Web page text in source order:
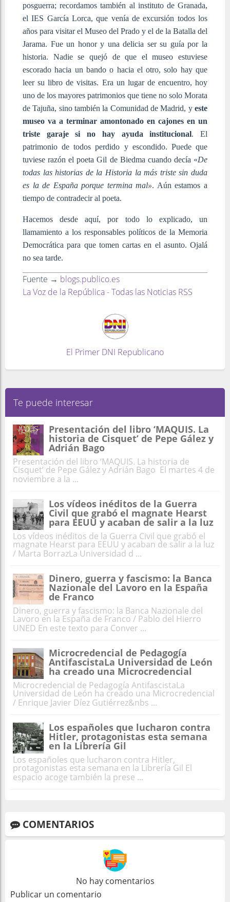
posguerra; recordamos también al instituto de Granada,
el IES García Lorca, que venía de excursión todos los
años para visitar el Museo del Prado y el de la Batalla del
Jarama. Fue un honor y una delicia ser su guía por la
historia. Nadie se quejó de que el museo estuviese
escorado hacia un bando o hacia el otro, solo hay que
leer su libro de visitas. Era un lugar de encuentro, hoy
uno de los mayores patrimonios que tiene no solo Morata
de Tajuña, sino también la Comunidad de Madrid, y este
museo va a terminar amontonado en cajones en un
triste garaje si no hay ayuda institucional. El
patrimonio de todos perdido y escondido. Puede que
tuviese razón el poeta Gil de Biedma cuando decía «De
todas las historias de la Historia la más triste sin duda
es la de España porque termina mal». Aún estamos a
tiempo de contradecir al poeta.
Hacemos desde aquí, por todo lo explicado, un
llamamiento a los responsables políticos de la Memoria
Democrática para que tomen cartas en el asunto. Ojalá
no sea tarde.
Fuente → blogs.publico.es
La Voz de la República - Todas las Noticias RSS
El Primer DNI Republicano
Te puede interesar
Presentación del libro ‘MAQUIS. La
historia de Cisquet’ de Pepe Gález y
Adrián Bago
Presentación del libro ‘MAQUIS. La historia de
Cisquet’ de Pepe Gález y Adrián Bago El martes 4 de
noviembre a la ...
Los vídeos inéditos de la Guerra
Civil que grabó el magnate Hearst
para EEUU y acaban de salir a la luz
Los vídeos inéditos de la Guerra Civil que grabó el
magnate Hearst para EEUU y acaban de salir a la luz
/ Marta BorrazLa Universidad d ...
Dinero, guerra y fascismo: la Banca
Nazionale del Lavoro en la España
de Franco
Dinero, guerra y fascismo: la Banca Nazionale del
Lavoro en la España de Franco / Pablo del Hierro
UNED En este texto para Conver ...
Microcredencial de Pedagogía
AntifascistaLa Universidad de León
ha creado una Microcredencial
Microcredencial de Pedagogía AntifascistaLa
Universidad de León ha creado una Microcredencial
/ Enrique Javier Díez Gutiérrez&nbs ...
Los españoles que lucharon contra
Hitler, protagonistas esta semana
en la Librería Gil
Los españoles que lucharon contra Hitler,
protagonistas esta semana en la Librería Gil El
espacio acoge también la prese ...
COMENTARIOS
No hay comentarios
Publicar un comentario